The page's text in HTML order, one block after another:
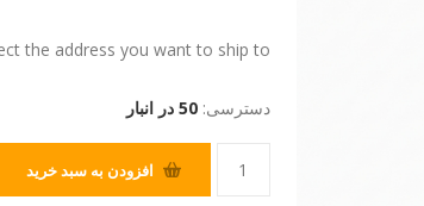
the address you want to ship to
دسترسی: 50 در انبار
افزودن به سبد خرید